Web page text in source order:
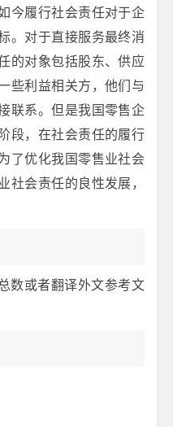
今履行社会责任对于企
。对于直接服务最终消
的对象包括股东、供应
些利益相关方，他们与
联系。但是我国零售企
段，在社会责任的履行
了优化我国零售业社会
社会责任的良性发展，
数或者翻译外文参考文